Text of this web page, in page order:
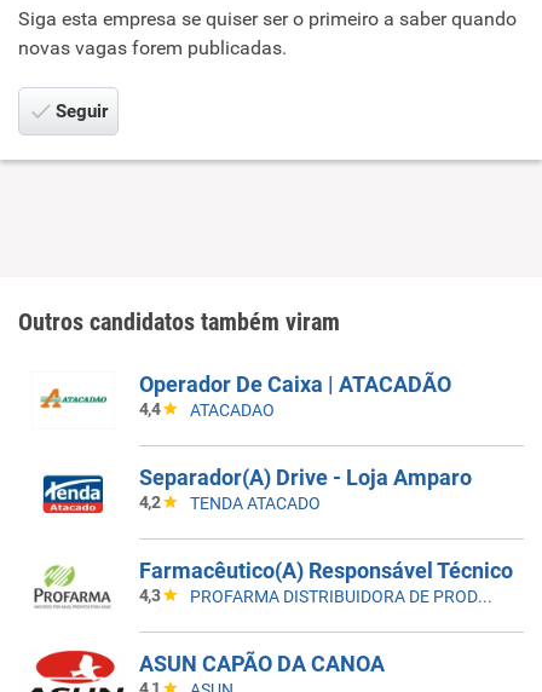
Siga esta empresa se quiser ser o primeiro a saber quando
novas vagas forem publicadas.
Seguir
Outros candidatos também viram
Operador De Caixa | ATACADÃO
4,4 ATACADAO
Separador(A) Drive - Loja Amparo
4,2 TENDA ATACADO
Farmacêutico(A) Responsável Técnico
4,3 PROFARMA DISTRIBUIDORA DE PRODUTOS FARMACEUTICOS
ASUN CAPÃO DA CANOA
4,1